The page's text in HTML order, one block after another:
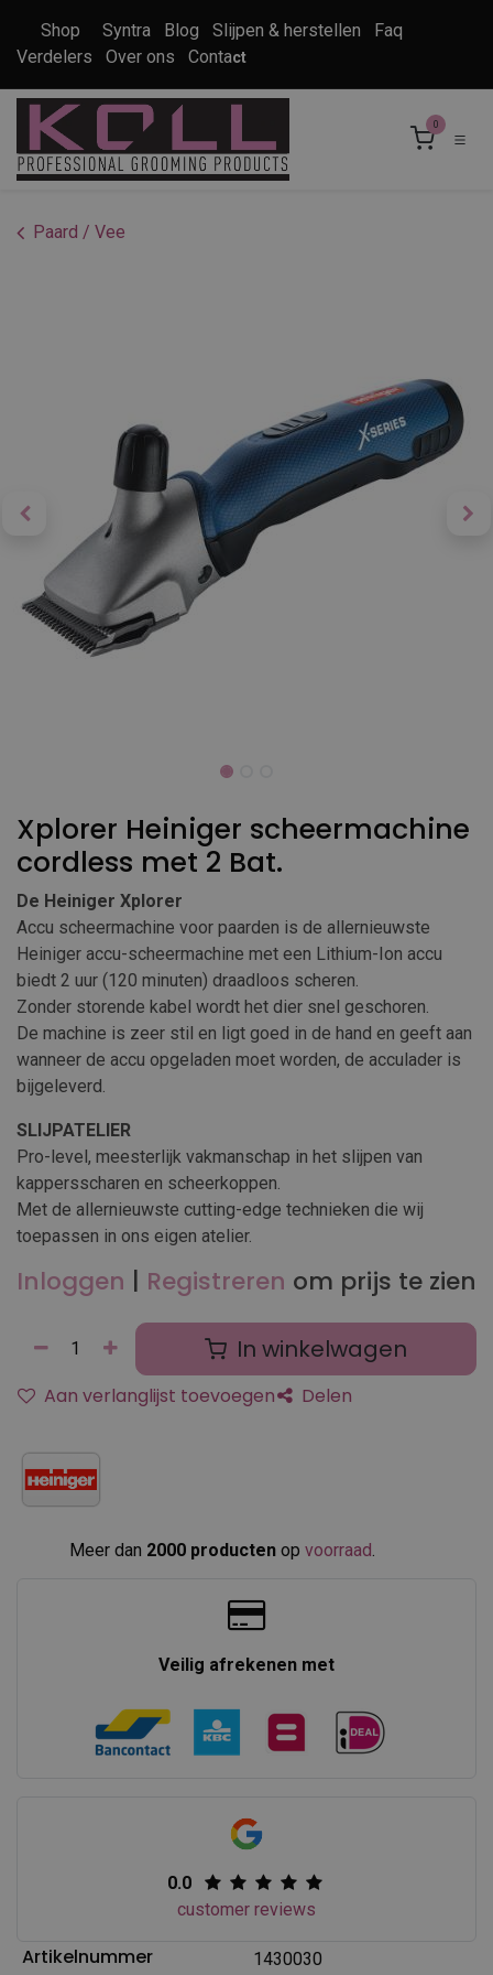
Shop Syntra Blog Slijpen & herstellen
Faq
Verdelers
Over ons Contact
0
Paard / Vee
Xplorer Heiniger scheermachine
cordless met 2 Bat.
De Heiniger Xplorer
Accu scheermachine voor paarden is de allernieuwste
Heiniger accu-scheermachine met een Lithium-Ion accu
biedt 2 uur (120 minuten) draadloos scheren.
Zonder storende kabel wordt het dier snel geschoren.
De machine is zeer stil en ligt goed in de hand en geeft aan
wanneer de accu opgeladen moet worden, de acculader is
bijgeleverd.
SLIJPATELIER
Pro-level, meesterlijk vakmanschap in het slijpen van
kappersscharen en scheerkoppen.
Met de allernieuwste cutting-edge technieken die wij
toepassen in ons eigen atelier.
Inloggen | Registreren om prijs te zien
In winkelwagen
Aan verlanglijst toevoegen Delen
Meer dan 2000 producten op voorraad
Veilig afrekenen met
0.0
customer reviews
Artikelnummer 1430030